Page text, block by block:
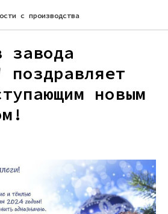
с производства
завода
поздравляет
новым